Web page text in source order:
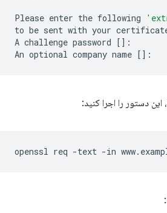
Please enter the following
to be sent with your
A challenge password
An optional company name
openssl req -text -in